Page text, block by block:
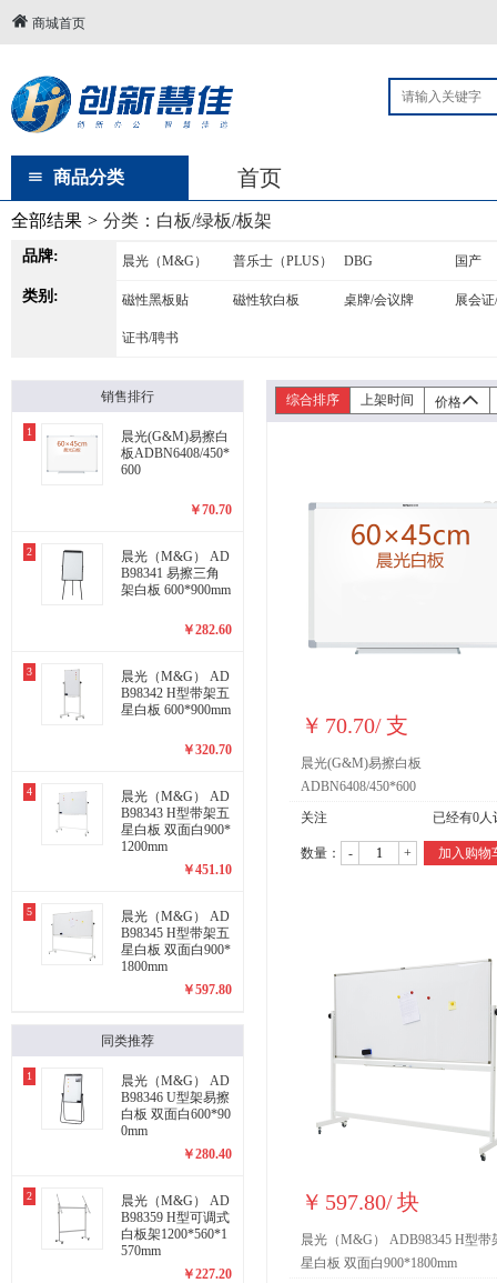
商城首页
商品分类 首页
全部结果 > 分类： 白板/绿板/板架
品牌: 晨光（M&G） 普乐士（PLUS） DBG 国产
类别: 磁性黑板贴 磁性软白板 桌牌/会议牌 展会
证书/聘书
销售排行
1
晨光(G&M)易擦白
板ADBN6408/450*
600
￥70.70
2
晨光（M&G） AD
B98341 易擦三角
架白板 600*900mm
￥282.60
3
晨光（M&G） AD
B98342 H型带架五
星白板 600*900mm
￥320.70
4
晨光（M&G） AD
B98343 H型带架五
星白板 双面白900*
1200mm
￥451.10
5
晨光（M&G） AD
B98345 H型带架五
星白板 双面白900*
1800mm
￥597.80
同类推荐
1
晨光（M&G） AD
B98346 U型架易擦
白板 双面白600*90
0mm
￥280.40
2
晨光（M&G） AD
B98359 H型可调式
白板架1200*560*1
570mm
￥227.20
综合排序 上架时间 价格
￥ 70.70/支
晨光(G&M)易擦白板
ADBN6408/450*600
关注
已经有0人
数量： - + 加入购物
￥ 597.80/块
晨光（M&G） ADB98345 H型带
星白板 双面白900*1800mm